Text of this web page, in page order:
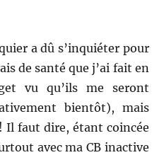
a dû s’inquiéter pour
de santé que j’ai fait en
vu qu’ils me seront
bientôt), mais
Il faut dire, étant coincée
avec ma CB inactive